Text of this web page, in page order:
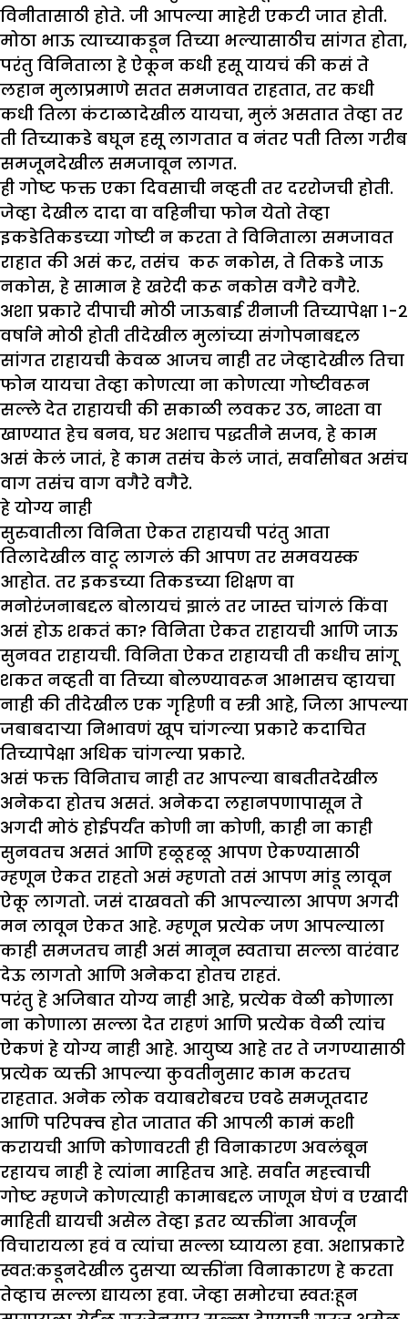
विनीतासाठी होते. जी आपल्या माहेरी एकटी जात होती.
मोठा भाऊ त्याच्याकडून तिच्या भल्यासाठीच सांगत होता,
परंतु विनिताला हे ऐकून कधी हसू यायचं की कसं ते
लहान मुलाप्रमाणे सतत समजावत राहतात, तर कधी
कधी तिला कंटाळादेखील यायचा, मुलं असतात तेव्हा तर
ती तिच्याकडे बघून हसू लागतात व नंतर पती तिला गरीब
समजूनदेखील समजावून लागत.
ही गोष्ट फक्त एका दिवसाची नव्हती तर दररोजची होती.
जेव्हा देखील दादा वा वहिनीचा फोन येतो तेव्हा
इकडेतिकडच्या गोष्टी न करता ते विनिताला समजावत
राहात की असं कर, तसंच करू नकोस, ते तिकडे जाऊ
नकोस, हे सामान हे खरेदी करू नकोस वगैरे वगैरे.
अशा प्रकारे दीपाची मोठी जाऊबाई रीनाजी तिच्यापेक्षा १-२
वर्षाने मोठी होती तीदेखील मुलांच्या संगोपनाबद्दल
सांगत राहायची केवळ आजच नाही तर जेव्हादेखील तिचा
फोन यायचा तेव्हा कोणत्या ना कोणत्या गोष्टीवरून
सल्ले देत राहायची की सकाळी लवकर उठ, नाश्ता वा
खाण्यात हेच बनव, घर अशाच पद्धतीने सजव, हे काम
असं केलं जातं, हे काम तसंच केलं जातं, सर्वांसोबत असंच
वाग तसंच वाग वगैरे वगैरे.
हे योग्य नाही
सुरुवातीला विनिता ऐकत राहायची परंतु आता
तिलादेखील वाटू लागलं की आपण तर समवयस्क
आहोत. तर इकडच्या तिकडच्या शिक्षण वा
मनोरंजनाबद्दल बोलायचं झालं तर जास्त चांगलं किंवा
असं होऊ शकतं का? विनिता ऐकत राहायची आणि जाऊ
सुनवत राहायची. विनिता ऐकत राहायची ती कधीच सांगू
शकत नव्हती वा तिच्या बोलण्यावरून आभासच व्हायचा
नाही की तीदेखील एक गृहिणी व स्त्री आहे, जिला आपल्या
जबाबदाऱ्या निभावणं खूप चांगल्या प्रकारे कदाचित
तिच्यापेक्षा अधिक चांगल्या प्रकारे.
असं फक्त विनिताच नाही तर आपल्या बाबतीतदेखील
अनेकदा होतच असतं. अनेकदा लहानपणापासून ते
अगदी मोठं होईपर्यंत कोणी ना कोणी, काही ना काही
सुनवतच असतं आणि हळूहळू आपण ऐकण्यासाठी
म्हणून ऐकत राहतो असं म्हणतो तसं आपण मांडू लावून
ऐकू लागतो. जसं दाखवतो की आपल्याला आपण अगदी
मन लावून ऐकत आहे. म्हणून प्रत्येक जण आपल्याला
काही समजतच नाही असं मानून स्वताचा सल्ला वारंवार
देऊ लागतो आणि अनेकदा होतच राहतं.
परंतु हे अजिबात योग्य नाही आहे, प्रत्येक वेळी कोणाला
ना कोणाला सल्ला देत राहणं आणि प्रत्येक वेळी त्यांच
ऐकणं हे योग्य नाही आहे. आयुष्य आहे तर ते जगण्यासाठी
प्रत्येक व्यक्ती आपल्या कुवतीनुसार काम करतच
राहतात. अनेक लोक वयाबरोबरच एवढे समजूतदार
आणि परिपक्व होत जातात की आपली कामं कशी
करायची आणि कोणावरती ही विनाकारण अवलंबून
रहायच नाही हे त्यांना माहितच आहे. सर्वात महत्त्वाची
गोष्ट म्हणजे कोणत्याही कामाबद्दल जाणून घेणं व एखादी
माहिती द्यायची असेल तेव्हा इतर व्यक्तींना आवर्जून
विचारायला हवं व त्यांचा सल्ला घ्यायला हवा. अशाप्रकारे
स्वत:कडूनदेखील दुसऱ्या व्यक्तींना विनाकारण हे करता
तेव्हाच सल्ला द्यायला हवा. जेव्हा समोरचा स्वत:हून